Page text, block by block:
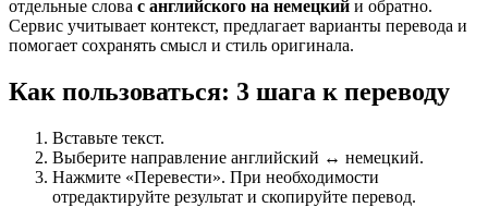
отдельные слова с английского на немецкий и обратно.
Сервис учитывает контекст, предлагает варианты перевода и
помогает сохранять смысл и стиль оригинала.
Как пользоваться: 3 шага к переводу
Вставьте текст.
Выберите направление английский ↔ немецкий.
Нажмите «Перевести». При необходимости
отредактируйте результат и скопируйте перевод.